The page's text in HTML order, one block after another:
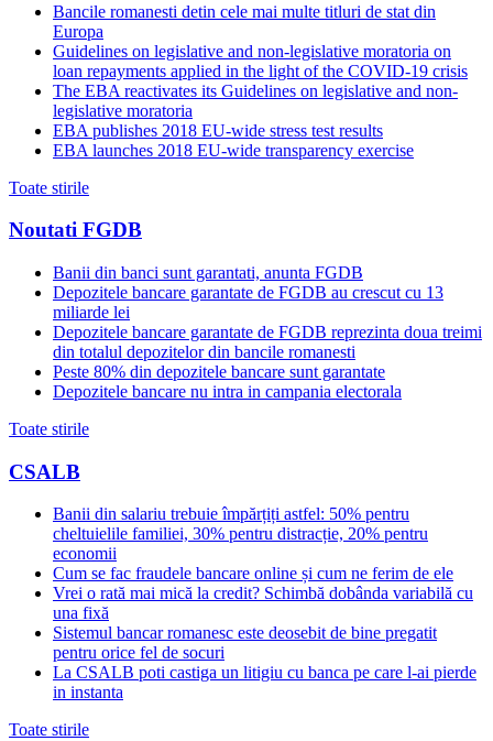
Bancile romanesti detin cele mai multe titluri de stat din
Europa
Guidelines on legislative and non-legislative moratoria on
loan repayments applied in the light of the COVID-19 crisis
The EBA reactivates its Guidelines on legislative and non-
legislative moratoria
EBA publishes 2018 EU-wide stress test results
EBA launches 2018 EU-wide transparency exercise
Toate stirile
Noutati FGDB
Banii din banci sunt garantati, anunta FGDB
Depozitele bancare garantate de FGDB au crescut cu 13
miliarde lei
Depozitele bancare garantate de FGDB reprezinta doua treimi
din totalul depozitelor din bancile romanesti
Peste 80% din depozitele bancare sunt garantate
Depozitele bancare nu intra in campania electorala
Toate stirile
CSALB
Banii din salariu trebuie împărțiți astfel: 50% pentru
cheltuielile familiei, 30% pentru distracție, 20% pentru
economii
Cum se fac fraudele bancare online și cum ne ferim de ele
Vrei o rată mai mică la credit? Schimbă dobânda variabilă cu
una fixă
Sistemul bancar romanesc este deosebit de bine pregatit
pentru orice fel de socuri
La CSALB poti castiga un litigiu cu banca pe care l-ai pierde
in instanta
Toate stirile